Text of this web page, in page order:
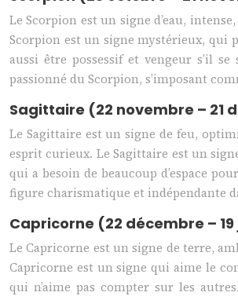
Le Scorpion est un signe d’eau,
Scorpion est un signe mystérieux, qui
aussi être possessif et vengeur s’il
passionné du Scorpion, s’imposant
Sagittaire (22 novembre – 21
Le Sagittaire est un signe de feu,
esprit curieux. Le Sagittaire est un
qui a besoin de beaucoup d’espace
figure charismatique et indépendante
Capricorne (22 décembre –
Le Capricorne est un signe de terre,
Capricorne est un signe qui aime le
qui n’aime pas compter sur les